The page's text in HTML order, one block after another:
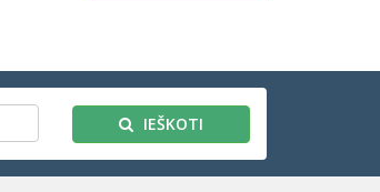
IEŠKOTI